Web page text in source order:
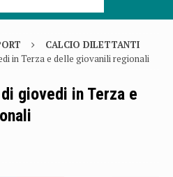
CALCIO DILETTANTI
in Terza e delle giovanili regionali
giovedi in Terza e